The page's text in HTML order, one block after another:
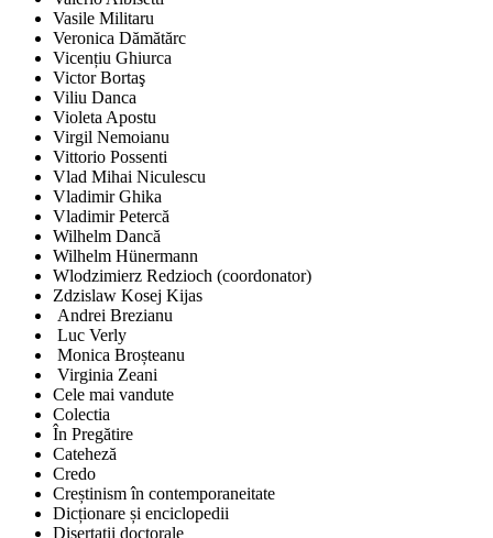
Vasile Militaru
Veronica Dămătărc
Vicențiu Ghiurca
Victor Bortaş
Viliu Danca
Violeta Apostu
Virgil Nemoianu
Vittorio Possenti
Vlad Mihai Niculescu
Vladimir Ghika
Vladimir Petercă
Wilhelm Dancă
Wilhelm Hünermann
Wlodzimierz Redzioch (coordonator)
Zdzislaw Kosej Kijas
Andrei Brezianu
Luc Verly
Monica Broșteanu
Virginia Zeani
Cele mai vandute
Colectia
În Pregătire
Cateheză
Credo
Creștinism în contemporaneitate
Dicționare și enciclopedii
Disertații doctorale